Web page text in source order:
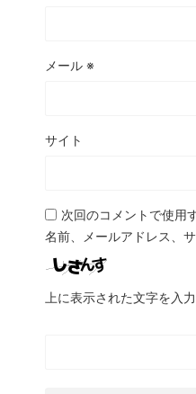
メール ※
サイト
次回のコメントで使用
名前、メールアドレス、
上に表示された文字を入